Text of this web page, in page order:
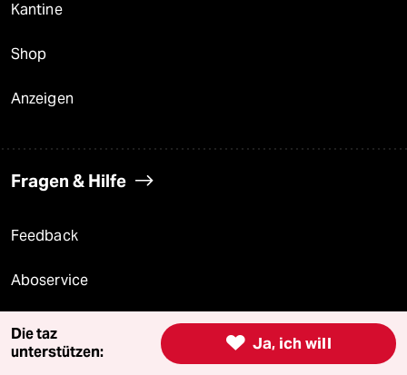
Kantine
Shop
Anzeigen
Fragen & Hilfe
Feedback
Aboservice
ePaper Login
Downloads für Abonnierende
 Ja, ich will
Die taz
unterstützen: